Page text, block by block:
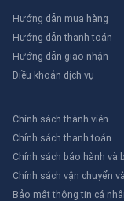
Hướng dẫn mua hàng
Hướng dẫn thanh toán
Hướng dẫn giao nhận
Điều khoản dịch vụ
Chính sách thành viên
Chính sách thanh toán
Chính sách bảo hành và
Chính sách vận chuyển
Bảo mật thông tin cá